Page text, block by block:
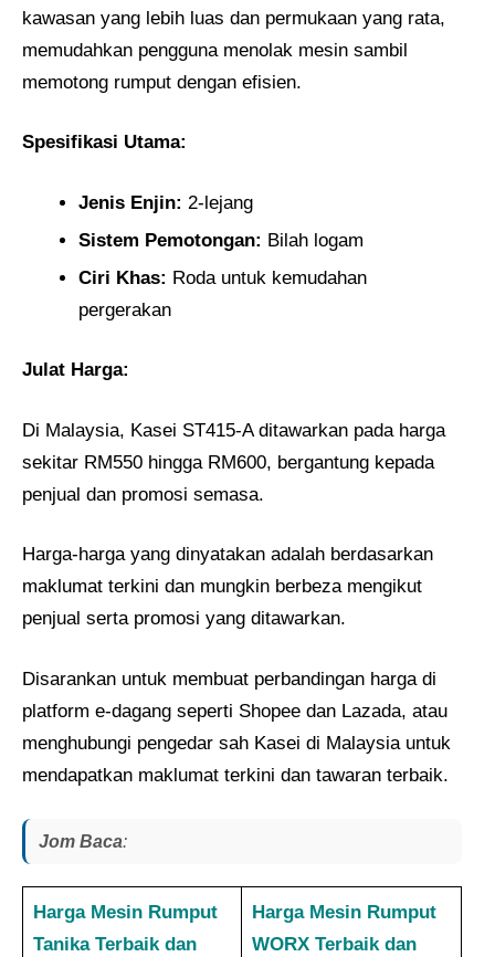
kawasan yang lebih luas dan permukaan yang rata,
memudahkan pengguna menolak mesin sambil
memotong rumput dengan efisien.
Spesifikasi Utama:
Jenis Enjin: 2-lejang
Sistem Pemotongan: Bilah logam
Ciri Khas: Roda untuk kemudahan
pergerakan
Julat Harga:
Di Malaysia, Kasei ST415-A ditawarkan pada harga
sekitar RM550 hingga RM600, bergantung kepada
penjual dan promosi semasa.
Harga-harga yang dinyatakan adalah berdasarkan
maklumat terkini dan mungkin berbeza mengikut
penjual serta promosi yang ditawarkan.
Disarankan untuk membuat perbandingan harga di
platform e-dagang seperti Shopee dan Lazada, atau
menghubungi pengedar sah Kasei di Malaysia untuk
mendapatkan maklumat terkini dan tawaran terbaik.
Jom Baca:
Harga Mesin Rumput
Tanika Terbaik dan
Harga Mesin Rumput
WORX Terbaik dan